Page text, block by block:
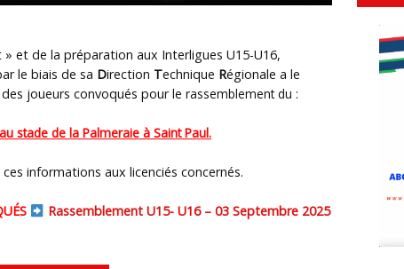
et de la préparation aux Interligues U15-U16,
le biais de sa Direction Technique Régionale a le
joueurs convoqués pour le rassemblement du :
stade de la Palmeraie à Saint Paul.
informations aux licenciés concernés.
Rassemblement U15- U16 – 03 Septembre 2025